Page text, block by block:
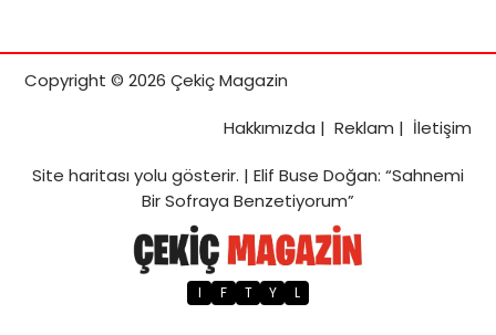
Copyright © 2026 Çekiç Magazin
Hakkımızda | Reklam | İletişim
Site haritasıyolu gösterir. | Elif Buse Doğan: “Sahnemi
Bir Sofraya Benzetiyorum”
I F T Y L